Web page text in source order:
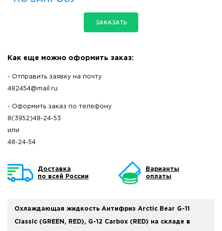
ЗАКАЗАТЬ
Как еще можно оформить заказ:
- Отправить заявку на почту
482454@mail.ru
- Оформить заказ по телефону
8(3952)48-24-53
или
48-24-54
Доставка
по всей России
Варианты
оплаты
Охлаждающая жидкость Антифриз Arctic Bear G-11
Classic (GREEN, RED), G-12 Carbox (RED) на складе в